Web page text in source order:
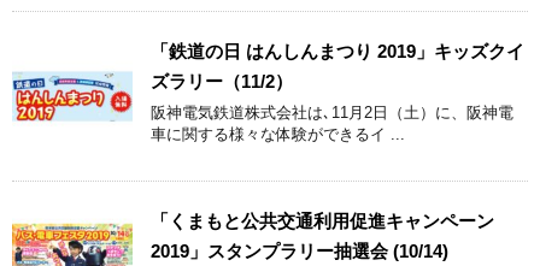
「鉄道の日 はんしんまつり 2019」キッズクイ
ズラリー（11/2）
阪神電気鉄道株式会社は､11月2日（土）に、阪神電
車に関する様々な体験ができるイ ...
「くまもと公共交通利用促進キャンペーン
2019」スタンプラリー抽選会 (10/14)